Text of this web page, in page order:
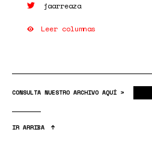
jaarreaza
Leer columnas
CONSULTA NUESTRO ARCHIVO AQUÍ >
IR ARRIBA